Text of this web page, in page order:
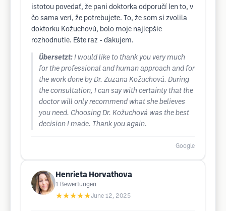
istotou povedať, že pani doktorka odporučí len to, v
čo sama verí, že potrebujete. To, že som si zvolila
doktorku Kožuchovú, bolo moje najlepšie
rozhodnutie. Ešte raz - ďakujem.
Übersetzt: I would like to thank you very much
for the professional and human approach and for
the work done by Dr. Zuzana Kožuchová. During
the consultation, I can say with certainty that the
doctor will only recommend what she believes
you need. Choosing Dr. Kožuchová was the best
decision I made. Thank you again.
Google
Henrieta Horvathova
1 Bewertungen
★★★★★June 12, 2025